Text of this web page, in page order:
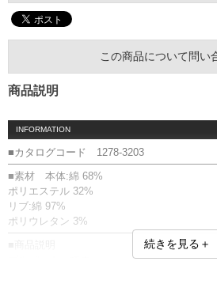
この商品について問い
商品説明
INFORMATION
■カタログコード 1278-3203
■素材 本体:綿 68%
ポリエステル 32%
リブ:綿 97%
ポリウレタン 3%
続きを見る＋